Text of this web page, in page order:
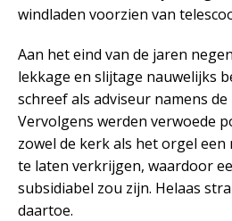
windladen voorzien van
Aan het eind van de jaren
lekkage en slijtage nauwelijks
schreef als adviseur namens
Vervolgens werden verwoede
zowel de kerk als het orgel
te laten verkrijgen, waardoor
subsidiabel zou zijn. Helaas
daartoe.